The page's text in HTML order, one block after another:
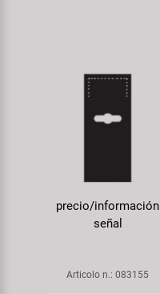
precio/información
señal
Articolo n.: 083155